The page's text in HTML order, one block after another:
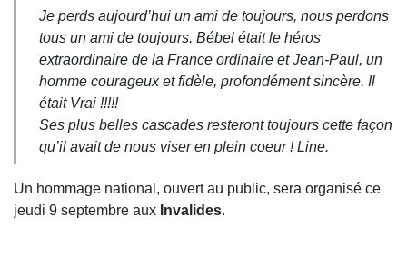
Je perds aujourd’hui un ami de toujours, nous perdons
tous un ami de toujours. Bébel était le héros
extraordinaire de la France ordinaire et Jean-Paul, un
homme courageux et fidèle, profondément sincère. Il
était Vrai !!!!!
Ses plus belles cascades resteront toujours cette façon
qu’il avait de nous viser en plein coeur ! Line.
Un hommage national, ouvert au public, sera organisé ce
jeudi 9 septembre aux Invalides.